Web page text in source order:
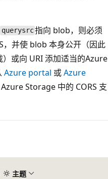
querysrc指向 blob，则必须
，并使 blob 本身公开（因此
或向 URI 添加适当的Azure
Azure portal 或Azure
Storage 中的 CORS 支
主题